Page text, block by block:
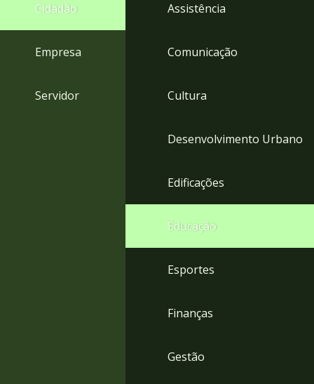
Cidadão
Empresa
Servidor
Assistência
Comunicação
Cultura
Desenvolvimento Urbano
Edificações
Educação
Esportes
Finanças
Gestão